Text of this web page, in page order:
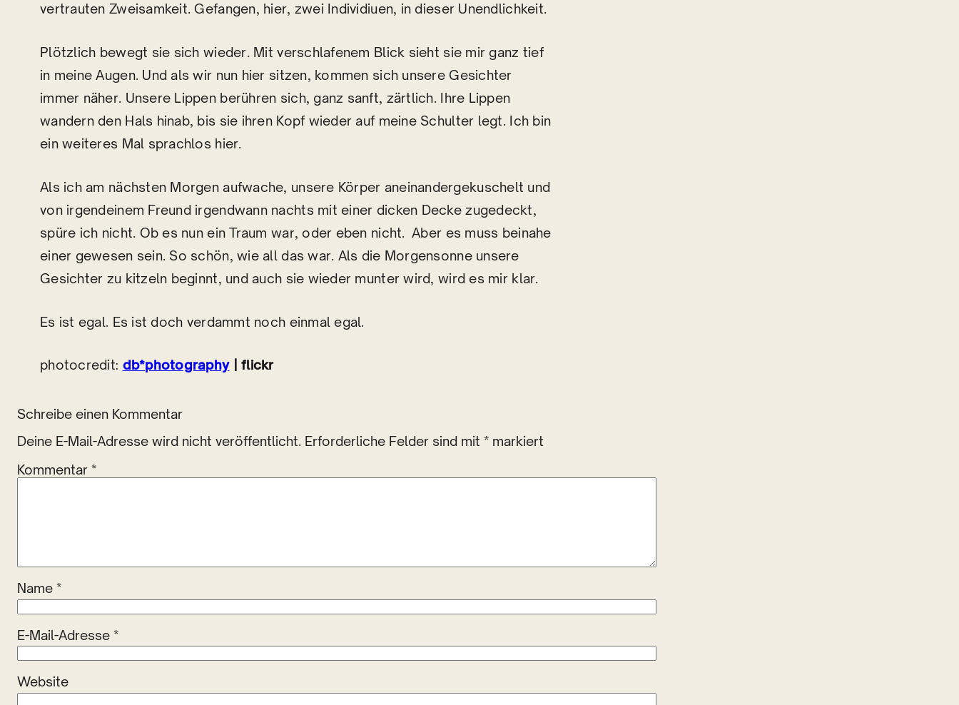
vertrauten Zweisamkeit. Gefangen, hier, zwei Individiuen, in dieser Unendlichkeit.
Plötzlich bewegt sie sich wieder. Mit verschlafenem Blick sieht sie mir ganz tief
in meine Augen. Und als wir nun hier sitzen, kommen sich unsere Gesichter
immer näher. Unsere Lippen berühren sich, ganz sanft, zärtlich. Ihre Lippen
wandern den Hals hinab, bis sie ihren Kopf wieder auf meine Schulter legt. Ich bin
ein weiteres Mal sprachlos hier.
Als ich am nächsten Morgen aufwache, unsere Körper aneinandergekuschelt und
von irgendeinem Freund irgendwann nachts mit einer dicken Decke zugedeckt,
spüre ich nicht. Ob es nun ein Traum war, oder eben nicht. Aber es muss beinahe
einer gewesen sein. So schön, wie all das war. Als die Morgensonne unsere
Gesichter zu kitzeln beginnt, und auch sie wieder munter wird, wird es mir klar.
Es ist egal. Es ist doch verdammt noch einmal egal.
photocredit: db*photography| flickr
Schreibe einen Kommentar
Deine E-Mail-Adresse wird nicht veröffentlicht. Erforderliche Felder sind mit * markiert
Kommentar *
Name *
E-Mail-Adresse *
Website